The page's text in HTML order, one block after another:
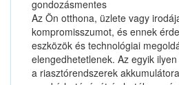
gondozásmentes
Az Ön otthona, üzlete vagy
kompromisszumot, és ennek
eszközök és technológiai
elengedhetetlenek. Az egyik
a riasztórendszerek